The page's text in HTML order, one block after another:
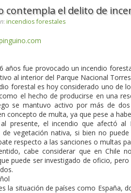
contempla el delito de
: incendios forestales
años fue provocado un incendio
al interior del Parque Nacional
forestal es hoy considerado uno de
el hecho de producirse en una
se mantuvo activo por más de
concepto de multa, ya que pese a
al presente, el incendio que afectó
de vegetación nativa, si bien no
respecto a las sanciones o multas
cabe considerar que en Chile
puede ser investigado de oficio,
la situación de países como España,